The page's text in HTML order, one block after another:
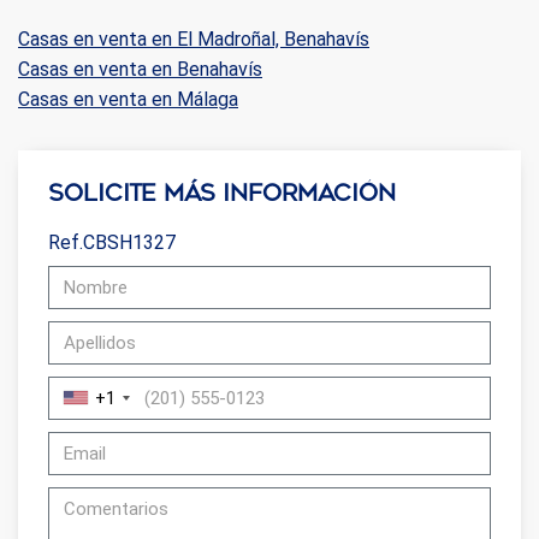
Casas en venta en El Madroñal, Benahavís
Casas en venta en Benahavís
Casas en venta en Málaga
Solicite más información
Ref.CBSH1327
+1